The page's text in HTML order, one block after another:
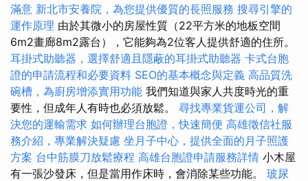
滿意 新北市安養院，為您提供優質的長照服務 搜尋引擎的
運作原理 由於其微小的房屋性質（22平方米的地板空間
6m2畫廊8m2露台），它能夠為2位客人提供舒適的住所。
耳掛式助聽器，選擇舒適且隱蔽的耳掛式助聽器 卡式台胞
證的申請流程和必要資料 SEO的基本概念與定義 高品質洗
碗槽，為廚房增添實用功能 我們知道與家人共度時光的重
要性，但成年人有時也必須放鬆。 尋找專業貨運公司，解
決您的運輸需求 如何辦理台胞證，快速簡便 高雄徵信社服
務介紹，專業解決疑慮 坐月子中心，提供全面的月子照護
方案 台中筋膜刀放鬆療程 高雄台胞證申請服務詳情 小木屋
有一張沙發床，但是當用作床時，會消除某些功能。 玻尿